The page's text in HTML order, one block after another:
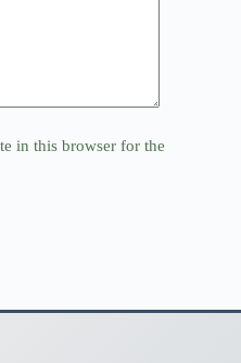
in this browser for the